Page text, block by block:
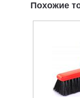
Похожие